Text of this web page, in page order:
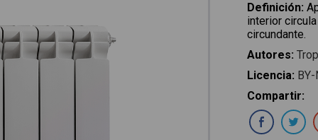
Definición:
interior
circundante.
Autores:
Licencia:
Compartir: